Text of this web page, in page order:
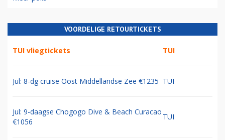
VOORDELIGE RETOURTICKETS
TUI vliegtickets TUI
Jul: 8-dg cruise Oost Middellandse Zee €1235 TUI
Jul: 9-daagse Chogogo Dive & Beach Curacao
€1056
TUI